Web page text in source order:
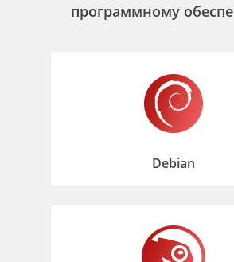
программному
Debian